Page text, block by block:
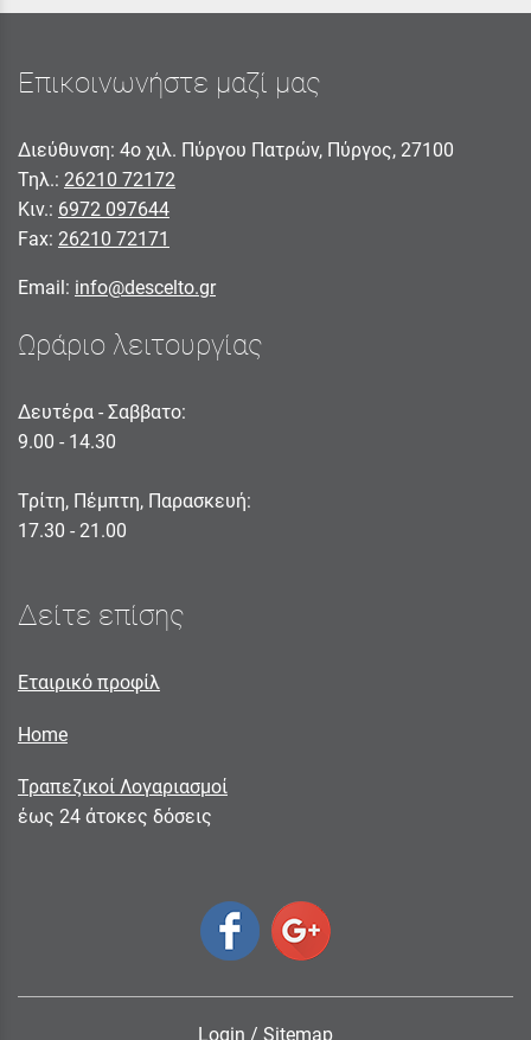
Επικοινωνήστε μαζί μας
Διεύθυνση: 4ο χιλ. Πύργου Πατρών, Πύργος, 27100
Τηλ.: 26210 72172
Κιν.: 6972 097644
Fax: 26210 72171
Email: info@descelto.gr
Ωράριο λειτουργίας
Δευτέρα - Σαββατο:
9.00 - 14.30
Τρίτη, Πέμπτη, Παρασκευή:
17.30 - 21.00
Δείτε επίσης
Εταιρικό προφίλ
Home
Τραπεζικοί Λογαριασμοί
έως 24 άτοκες δόσεις
Login / Sitemap